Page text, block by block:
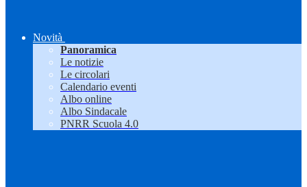
Novità
Panoramica
Le notizie
Le circolari
Calendario eventi
Albo online
Albo Sindacale
PNRR Scuola 4.0